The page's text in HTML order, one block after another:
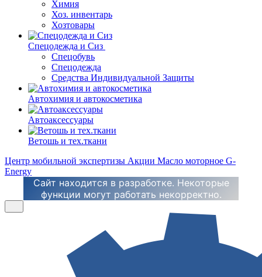
Химия
Хоз. инвентарь
Хозтовары
Спецодежда и Сиз
Спецобувь
Спецодежда
Средства Индивидуальной Защиты
Автохимия и автокосметика
Автоаксессуары
Ветошь и тех.ткани
Центр мобильной экспертизы Акции Масло моторное G-
Energy
Сайт находится в разработке. Некоторые
функции могут работать некорректно.